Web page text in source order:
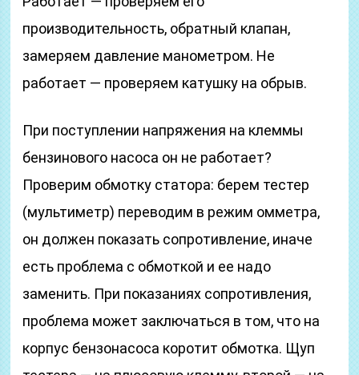
производительность, обратный клапан,
замеряем давление манометром. Не
работает — проверяем катушку на обрыв.
При поступлении напряжения на клеммы
бензинового насоса он не работает?
Проверим обмотку статора: берем тестер
(мультиметр) переводим в режим омметра,
он должен показать сопротивление, иначе
есть проблема с обмоткой и ее надо
заменить. При показаниях сопротивления,
проблема может заключаться в том, что на
корпус бензонасоса коротит обмотка. Щуп